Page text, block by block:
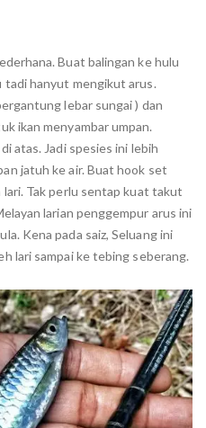
Buat balingan ke hulu
tadi hanyut mengikut arus.
lebar sungai ) dan
ikan menyambar umpan.
atas. Jadi spesies ini lebih
jatuh ke air. Buat hook set
Tak perlu sentap kuat takut
larian penggempur arus ini
Kena pada saiz, Seluang ini
lari sampai ke tebing seberang.